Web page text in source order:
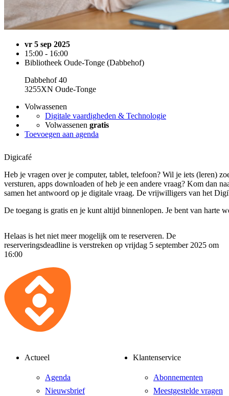
vr 5 sep 2025
15:00 - 16:00
Bibliotheek Oude-Tonge (Dabbehof)
Dabbehof 40
3255XN Oude-Tonge
Volwassenen
Digitale vaardigheden & Technologie
Volwassenen gratis
Toevoegen aan agenda
Digicafé
Heb je vragen over je computer, tablet, telefoon? Wil je iets (leren)
versturen, apps downloaden of heb je een andere vraag? Kom dan
samen het antwoord op je digitale vraag. De vrijwilligers van het
De toegang is gratis en je kunt altijd binnenlopen. Je bent van harte
Helaas is het niet meer mogelijk om te reserveren. De
reserveringsdeadline is verstreken op vrijdag 5 september 2025 om
16:00
Actueel
Agenda
Nieuwsbrief
Klantenservice
Abonnementen
Meestgestelde vragen